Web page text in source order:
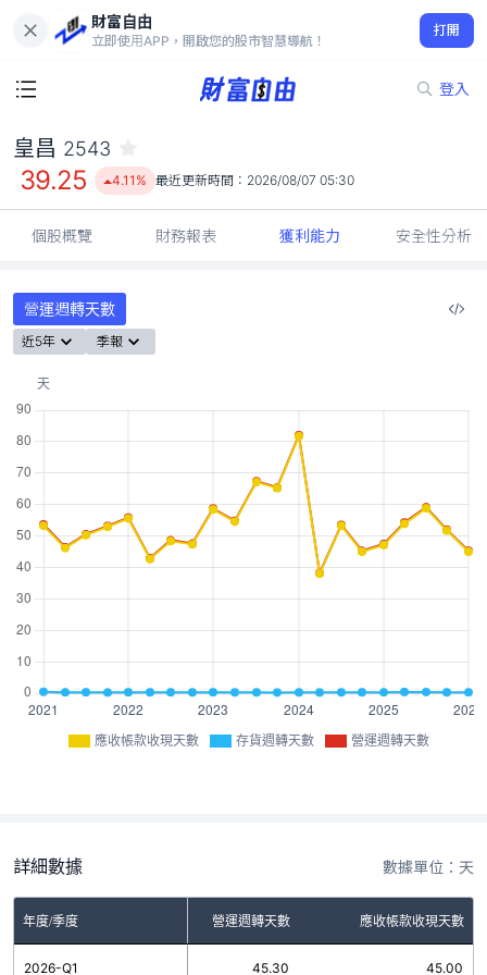
財富自由
立即使用APP，開啟您的股市智慧導航！
打開
登入
39.25
4.11%
皇昌 2543
39.25 4.11% 最近更新時間： 2026/08/07 05:30
個股概覽 財務報表 獲利能力 安全性分析
營運週轉天數
近5年 季報
應收帳款收現天數 存貨週轉天數 營運週轉天數
詳細數據 數據單位：天
年度/季度
存貨週轉天數 營運週轉天數 應收帳款收現天數
2026-Q1 45.30 45.00